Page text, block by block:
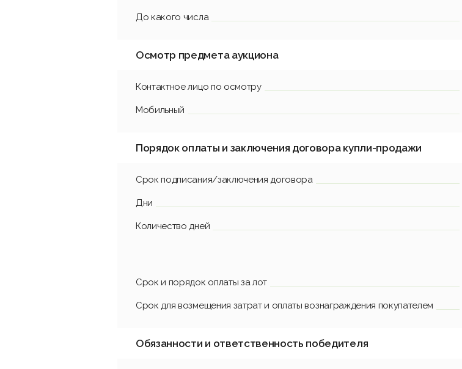
До какого числа
Осмотр предмета аукциона
Контактное лицо по осмотру
Мобильный
Порядок оплаты и заключения договора купли-продажи
Срок подписания/заключения договора
Дни
Количество дней
Срок и порядок оплаты за лот
Срок для возмещения затрат и оплаты вознаграждения покупателем
Обязанности и ответственность победителя